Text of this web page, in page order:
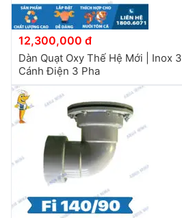
12,300,000 đ
Dàn Quạt Oxy Thế Hệ Mới | Inox
Cánh Điện 3 Pha